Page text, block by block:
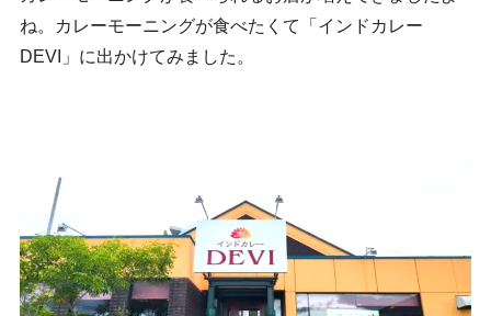
ね。カレーモーニングが食べたくて「インドカレー
DEVI」に出かけてみました。